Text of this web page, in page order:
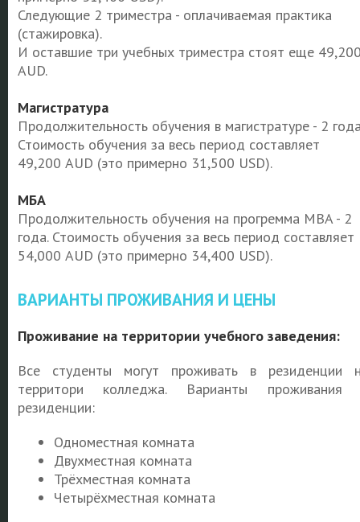
Следующие 2 триместра - оплачиваемая практика
(стажировка).
И оставшие три учебных триместра стоят еще
AUD.
Магистратура
Продолжительность обучения в магистратуре - 2
Стоимость обучения за весь период составляет
49,200 AUD (это примерно 31,500 USD).
МБА
Продолжительность обучения на прогремма MBA - 2
года. Стоимость обучения за весь период составляет
54,000 AUD (это примерно 34,400 USD).
ВАРИАНТЫ ПРОЖИВАНИЯ И ЦЕНЫ
Проживание на территории учебного заведения:
Все студенты могут проживать в резиденции
территори колледжа. Варианты проживания
резиденции:
Одноместная комната
Двухместная комната
Трёхместная комната
Четырёхместная комната